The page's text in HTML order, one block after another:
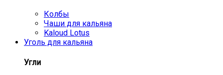
Колбы
Чаши для кальяна
Kaloud Lotus
Уголь для кальяна
Угли